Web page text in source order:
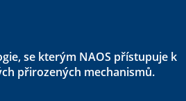
se kterým NAOS přístupuje k
přirozených mechanismů.